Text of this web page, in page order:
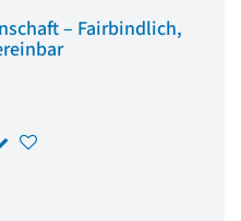
– Fairbindlich,